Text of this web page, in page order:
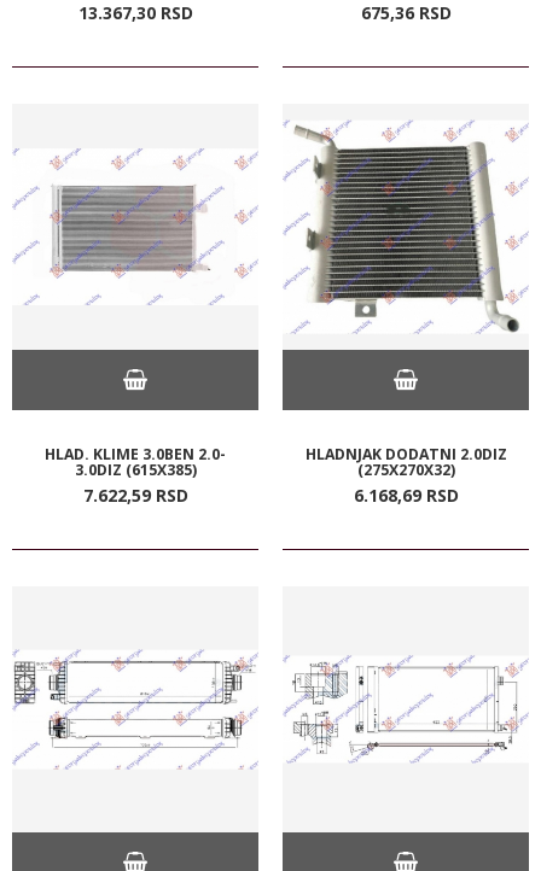
13.367,30 RSD 675,36 RSD
HLAD. KLIME 3.0BEN 2.0-
3.0DIZ (615X385)
7.622,59 RSD
HLADNJAK DODATNI 2.0DIZ
(275X270X32)
6.168,69 RSD